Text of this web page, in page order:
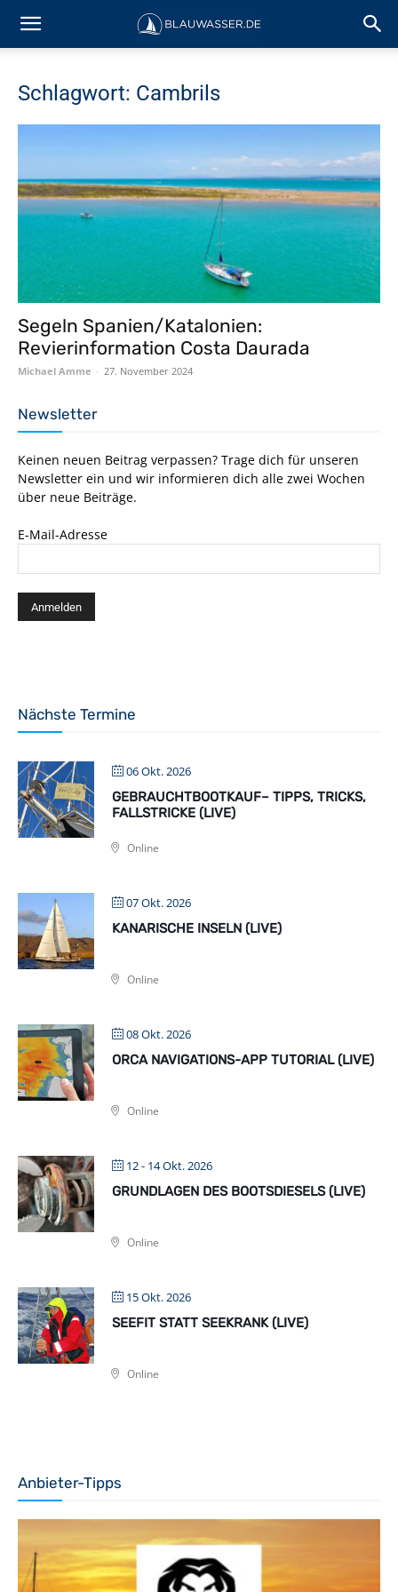
Schlagwort: Cambrils
Segeln Spanien/Katalonien:
Revierinformation Costa Daurada
Michael Amme - 27. November 2024
Newsletter
Keinen neuen Beitrag verpassen? Trage dich für unseren
Newsletter ein und wir informieren dich alle zwei Wochen
über neue Beiträge.
E-Mail-Adresse
Nächste Termine
06 Okt. 2026
GEBRAUCHTBOOTKAUF– TIPPS, TRICKS,
FALLSTRICKE (LIVE)
Online
07 Okt. 2026
KANARISCHE INSELN (LIVE)
Online
08 Okt. 2026
ORCA NAVIGATIONS-APP TUTORIAL (LIVE)
Online
12 - 14 Okt. 2026
GRUNDLAGEN DES BOOTSDIESELS (LIVE)
Online
15 Okt. 2026
SEEFIT STATT SEEKRANK (LIVE)
Online
Anbieter-Tipps